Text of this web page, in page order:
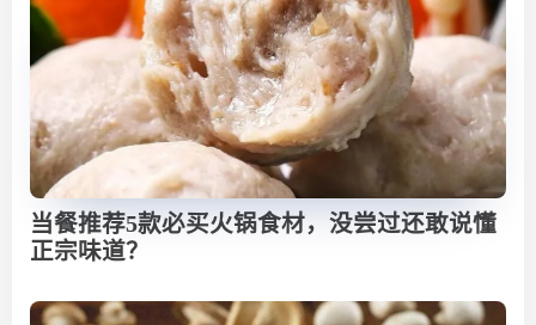
当餐推荐5款必买火锅食材，没尝过还敢说懂
正宗味道？